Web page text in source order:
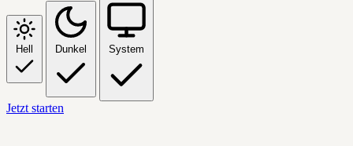
Hell Dunkel System
Jetzt starten